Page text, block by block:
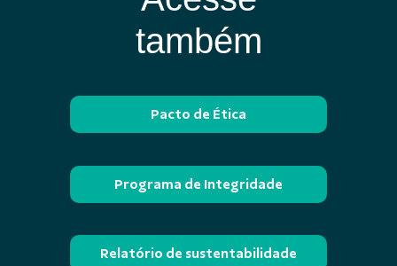
também
Pacto de Ética
Programa de Integridade
Relatório de sustentabilidade